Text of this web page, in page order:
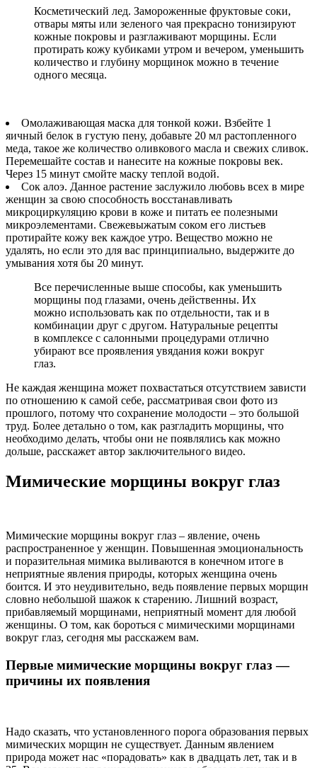
Косметический лед. Замороженные фруктовые соки,
отвары мяты или зеленого чая прекрасно тонизируют
кожные покровы и разглаживают морщины. Если
протирать кожу кубиками утром и вечером, уменьшить
количество и глубину морщинок можно в течение
одного месяца.
Омолаживающая маска для тонкой кожи. Взбейте 1
яичный белок в густую пену, добавьте 20 мл растопленного
меда, такое же количество оливкового масла и свежих сливок.
Перемешайте состав и нанесите на кожные покровы век.
Через 15 минут смойте маску теплой водой.
Сок алоэ. Данное растение заслужило любовь всех в мире
женщин за свою способность восстанавливать
микроциркуляцию крови в коже и питать ее полезными
микроэлементами. Свежевыжатым соком его листьев
протирайте кожу век каждое утро. Вещество можно не
удалять, но если это для вас принципиально, выдержите до
умывания хотя бы 20 минут.
Все перечисленные выше способы, как уменьшить
морщины под глазами, очень действенны. Их
можно использовать как по отдельности, так и в
комбинации друг с другом. Натуральные рецепты
в комплексе с салонными процедурами отлично
убирают все проявления увядания кожи вокруг
глаз.
Не каждая женщина может похвастаться отсутствием зависти
по отношению к самой себе, рассматривая свои фото из
прошлого, потому что сохранение молодости – это большой
труд. Более детально о том, как разгладить морщины, что
необходимо делать, чтобы они не появлялись как можно
дольше, расскажет автор заключительного видео.
Мимические морщины вокруг глаз
Мимические морщины вокруг глаз – явление, очень
распространенное у женщин. Повышенная эмоциональность
и поразительная мимика выливаются в конечном итоге в
неприятные явления природы, которых женщина очень
боится. И это неудивительно, ведь появление первых морщин
словно небольшой шажок к старению. Лишний возраст,
прибавляемый морщинами, неприятный момент для любой
женщины. О том, как бороться с мимическими морщинами
вокруг глаз, сегодня мы расскажем вам.
Первые мимические морщины вокруг глаз —
причины их появления
Надо сказать, что установленного порога образования первых
мимических морщин не существует. Данным явлением
природа может нас «порадовать» как в двадцать лет, так и в